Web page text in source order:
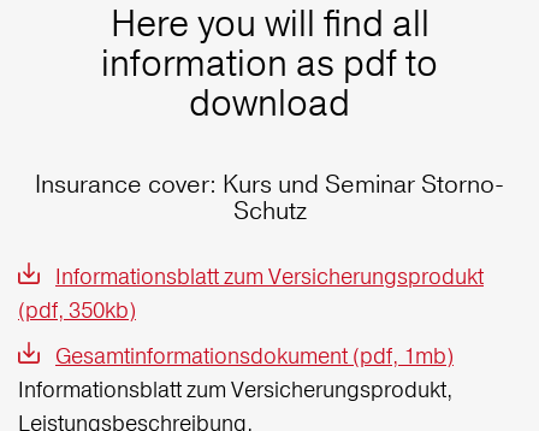
Here you will find all
information as pdf to
download
Insurance cover: Kurs und Seminar Storno-
Schutz
Informationsblatt zum Versicherungsprodukt
(pdf, 350kb)
Gesamtinformationsdokument (pdf, 1mb)
Informationsblatt zum Versicherungsprodukt,
Leistungsbeschreibung,